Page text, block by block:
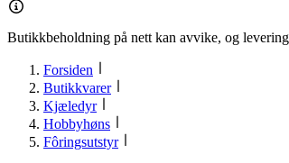
Butikkbeholdning på nett kan avvike, og
Forsiden
Butikkvarer
Kjæledyr
Hobbyhøns
Fôringsutstyr